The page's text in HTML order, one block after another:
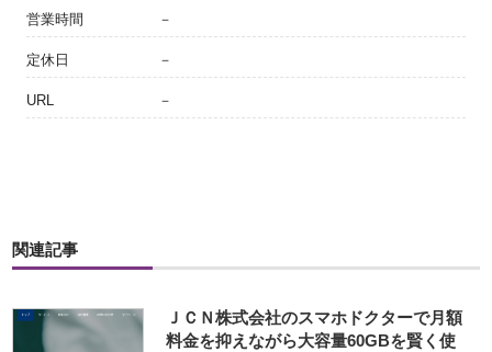
営業時間 －
定休日 －
URL －
関連記事
ＪＣＮ株式会社のスマホドクターで月額
料金を抑えながら大容量60GBを賢く使